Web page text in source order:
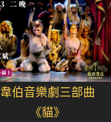
韋伯音樂劇三部曲
《貓》